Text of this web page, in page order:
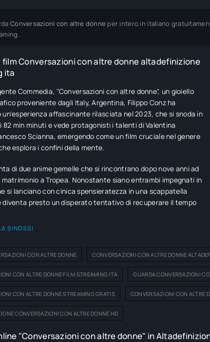
Conversazioni con altre donne per intero in italiano
film Conversazioni con altre donne altadefinizione
ita
Commedia, "Conversazioni con altre donne", un gioiello
proveniente dagli Italy, Argentina, Filippo Conz ha
affascinante rilasciata nel 2023, che si snoda in
82 min minuti e vede protagonisti i talenti di Valentina
Scianna, emergendo come un film cruciale nel genere
esplora i confini della mente.
di due anime gemelle che si rincontrano dopo nove anni ad
a Tropea. Nonostante siano entrambi impegnati in
si lanciano con cinica spensieratezza in una scappatella
diventa presto un disperato tentativo di recuperare il tempo
SINOSSI
CON ALTRE DONNE CONVERSAZIONI CON ALTRE DONNE
CON ALTRE DONNE FILM STREAMING ITA GUARDA CONVERSAZIONI
CON ALTRE DONNE STREAMING GRATIS CONVERSAZIONI CON ALTRE
CONVERSAZIONI CON ALTRE DONNE HD
"Conversazioni con altre donne" in